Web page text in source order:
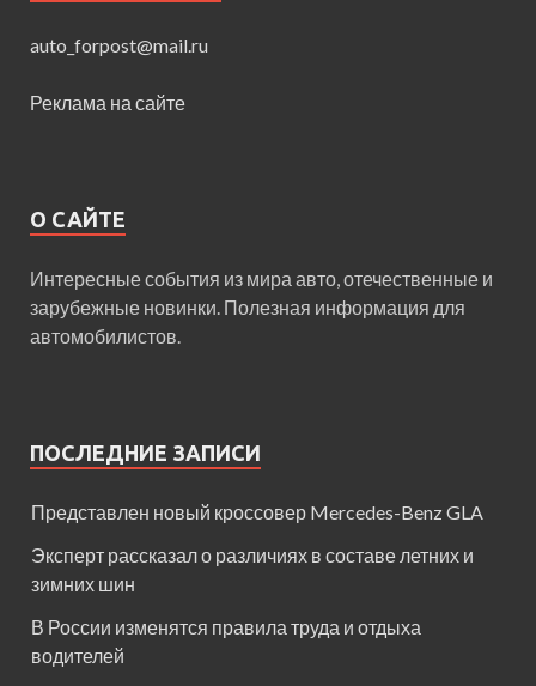
auto_forpost@mail.ru
Реклама на сайте
О САЙТЕ
Интересные события из мира авто, отечественные и
зарубежные новинки. Полезная информация для
автомобилистов.
ПОСЛЕДНИЕ ЗАПИСИ
Представлен новый кроссовер Mercedes-Benz GLA
Эксперт рассказал о различиях в составе летних и
зимних шин
В России изменятся правила труда и отдыха
водителей